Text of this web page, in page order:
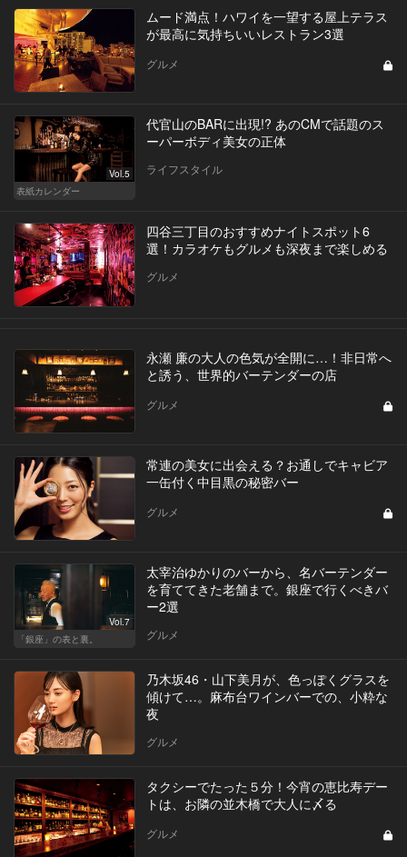
ムード満点！ハワイを一望する屋上テラス
が最高に気持ちいいレストラン3選
グルメ
Vol.5
表紙カレンダー
代官山のBARに出現!? あのCMで話題のス
ーパーボディ美女の正体
ライフスタイル
四谷三丁目のおすすめナイトスポット6
選！カラオケもグルメも深夜まで楽しめる
グルメ
永瀬 廉の大人の色気が全開に…！非日常へ
と誘う、世界的バーテンダーの店
グルメ
常連の美女に出会える？お通しでキャビア
一缶付く中目黒の秘密バー
グルメ
Vol.7
「銀座」の表と裏。
太宰治ゆかりのバーから、名バーテンダー
を育ててきた老舗まで。銀座で行くべきバ
ー2選
グルメ
乃木坂46・山下美月が、色っぽくグラスを
傾けて…。麻布台ワインバーでの、小粋な
夜
グルメ
タクシーでたった５分！今宵の恵比寿デー
トは、お隣の並木橋で大人に〆る
グルメ